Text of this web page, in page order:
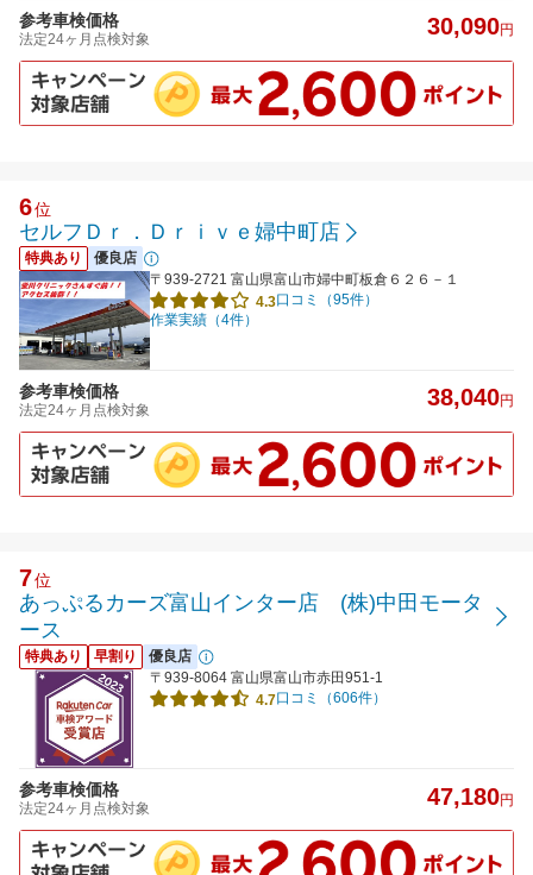
参考車検価格
法定24ヶ月点検対象 30,090円
6位
セルフＤｒ．Ｄｒｉｖｅ婦中町店
特典あり
優良店
〒939-2721 富山県富山市婦中町板倉６２６－１
4.3口コミ（95件）
作業実績（4件）
参考車検価格
法定24ヶ月点検対象 38,040円
7位
あっぷるカーズ富山インター店 (株)中田モータ
ース
特典あり 早割り
優良店
〒939-8064 富山県富山市赤田951-1
4.7口コミ（606件）
参考車検価格
法定24ヶ月点検対象 47,180円